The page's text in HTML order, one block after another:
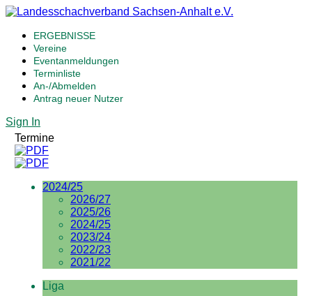
ERGEBNISSE
Vereine
Eventanmeldungen
Terminliste
An-/Abmelden
Antrag neuer Nutzer
Sign In
Termine
2024/25
2026/27
2025/26
2024/25
2023/24
2022/23
2021/22
Liga